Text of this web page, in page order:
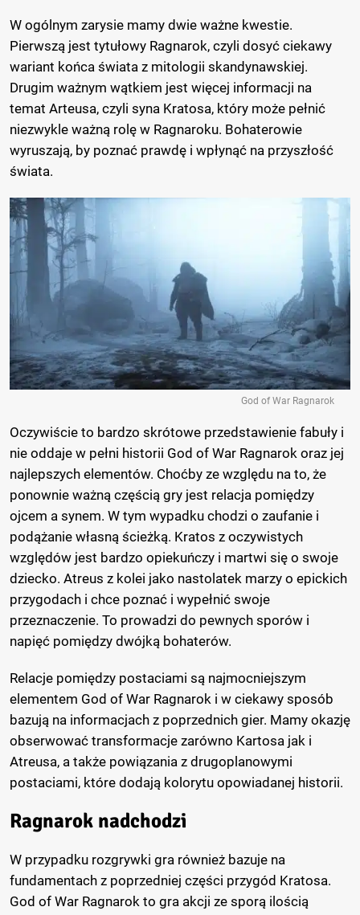
W ogólnym zarysie mamy dwie ważne kwestie.
Pierwszą jest tytułowy Ragnarok, czyli dosyć ciekawy
wariant końca świata z mitologii skandynawskiej.
Drugim ważnym wątkiem jest więcej informacji na
temat Arteusa, czyli syna Kratosa, który może pełnić
niezwykle ważną rolę w Ragnaroku. Bohaterowie
wyruszają, by poznać prawdę i wpłynąć na przyszłość
świata.
God of War Ragnarok
Oczywiście to bardzo skrótowe przedstawienie fabuły i
nie oddaje w pełni historii God of War Ragnarok oraz jej
najlepszych elementów. Choćby ze względu na to, że
ponownie ważną częścią gry jest relacja pomiędzy
ojcem a synem. W tym wypadku chodzi o zaufanie i
podążanie własną ścieżką. Kratos z oczywistych
względów jest bardzo opiekuńczy i martwi się o swoje
dziecko. Atreus z kolei jako nastolatek marzy o epickich
przygodach i chce poznać i wypełnić swoje
przeznaczenie. To prowadzi do pewnych sporów i
napięć pomiędzy dwójką bohaterów.
Relacje pomiędzy postaciami są najmocniejszym
elementem God of War Ragnarok i w ciekawy sposób
bazują na informacjach z poprzednich gier. Mamy okazję
obserwować transformacje zarówno Kartosa jak i
Atreusa, a także powiązania z drugoplanowymi
postaciami, które dodają kolorytu opowiadanej historii.
Ragnarok nadchodzi
W przypadku rozgrywki gra również bazuje na
fundamentach z poprzedniej części przygód Kratosa.
God of War Ragnarok to gra akcji ze sporą ilością